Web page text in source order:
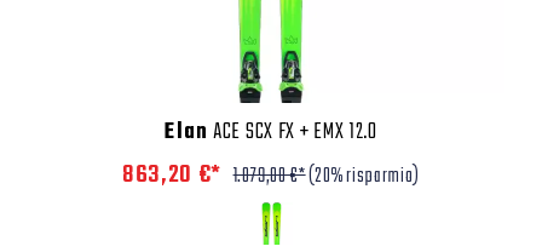
Elan ACE SCX FX + EMX 12.0
863,20 €* 1.079,00 €*(20% risparmio)